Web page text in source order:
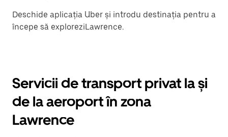
Deschide aplicația Uber și introdu destinația pentru a
începe să exploreziLawrence.
Servicii de transport privat la și
de la aeroport în zona
Lawrence